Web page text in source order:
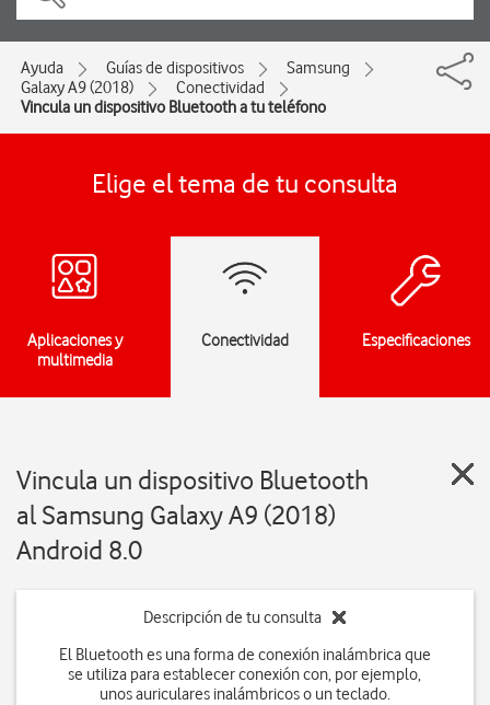
Ayuda Guías de dispositivos
Samsung
Galaxy A9 (2018)
Conectividad
Vincula un dispositivo Bluetooth a tu teléfono
Elige el tema de tu consulta
Aplicaciones y
multimedia
Conectividad Especificaciones
Vincula un dispositivo Bluetooth
al Samsung Galaxy A9 (2018)
Android 8.0
Descripción de tu consulta
El Bluetooth es una forma de conexión inalámbrica que
se utiliza para establecer conexión con, por ejemplo,
unos auriculares inalámbricos o un teclado.